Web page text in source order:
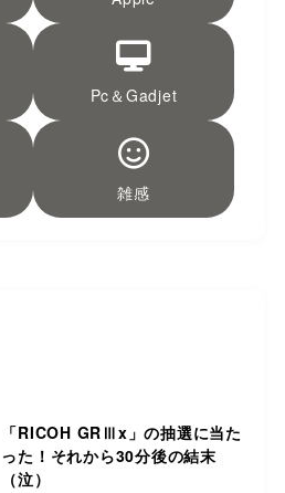
Pc＆Gadjet
雑感
「RICOH GRⅢx」の抽選に当た
った！それから30分後の結末
（泣）